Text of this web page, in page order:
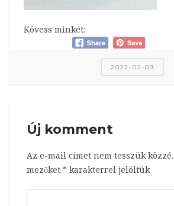
Kövess minket:
2022-02-09
Új komment
Az e-mail címet nem tesszük közzé.
mezőket * karakterrel jelöltük